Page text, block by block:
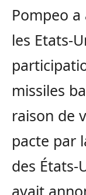
Pompeo
les Etats-
missiles
raison de
pacte par
des États-
avait